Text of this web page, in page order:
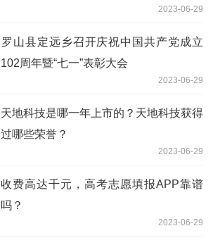
2023-06-29
​罗山县定远乡召开庆祝中国共产党成立
102周年暨“七一”表彰大会
2023-06-29
天地科技是哪一年上市的？天地科技获得
过哪些荣誉？
2023-06-29
收费高达千元，高考志愿填报APP靠谱
吗？
2023-06-29